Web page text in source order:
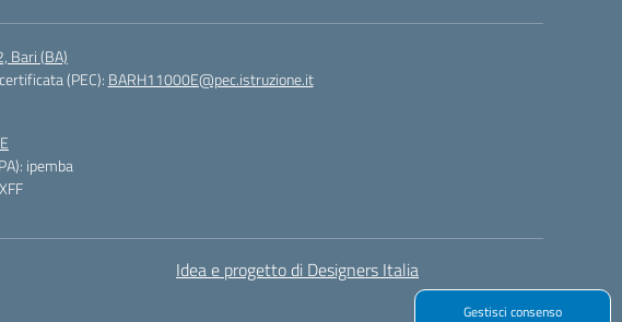
Bari (BA)
(PEC): BARH11000E@pec.istruzione.it
ipemba
Idea e progetto di Designers Italia
Gestisci consenso